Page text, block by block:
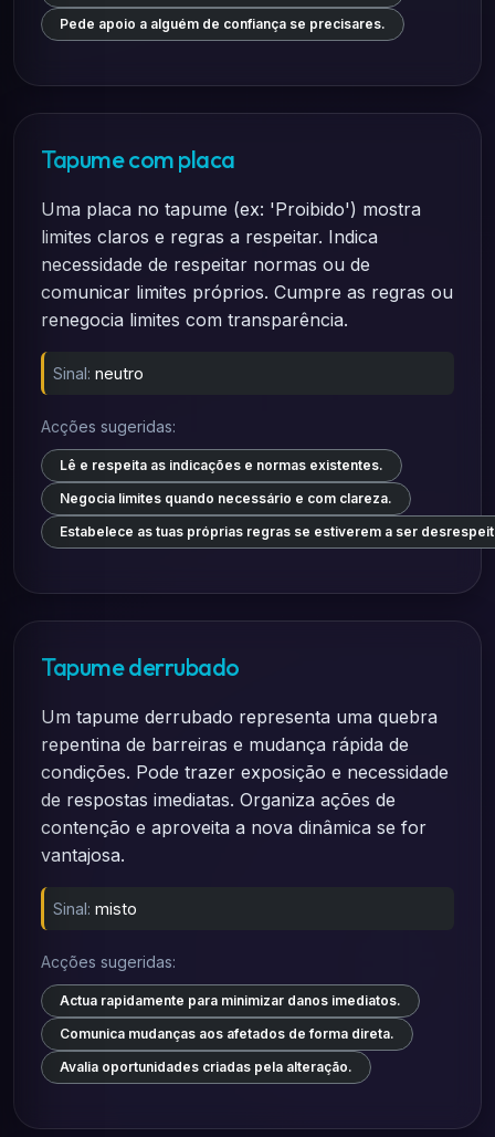
Pede apoio a alguém de confiança se precisares.
Tapume com placa
Uma placa no tapume (ex: 'Proibido') mostra
limites claros e regras a respeitar. Indica
necessidade de respeitar normas ou de
comunicar limites próprios. Cumpre as regras ou
renegocia limites com transparência.
Sinal: neutro
Acções sugeridas:
Lê e respeita as indicações e normas existentes.
Negocia limites quando necessário e com clareza.
Estabelece as tuas próprias regras se estiverem a ser
Tapume derrubado
Um tapume derrubado representa uma quebra
repentina de barreiras e mudança rápida de
condições. Pode trazer exposição e necessidade
de respostas imediatas. Organiza ações de
contenção e aproveita a nova dinâmica se for
vantajosa.
Sinal: misto
Acções sugeridas:
Actua rapidamente para minimizar danos imediatos.
Comunica mudanças aos afetados de forma direta.
Avalia oportunidades criadas pela alteração.